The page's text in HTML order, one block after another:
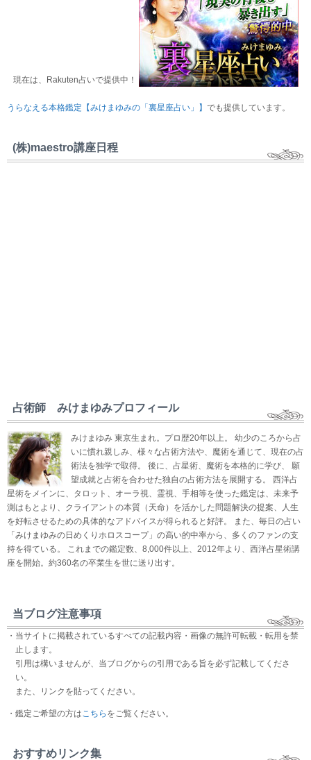
現在は、Rakuten占いで提供中！
うらなえる本格鑑定【みけまゆみの「裏星座占い」】 でも提供しています。
(株)maestro講座日程
占術師 みけまゆみプロフィール
みけまゆみ 東京生まれ。プロ歴20年以上。 幼少のころから占
いに慣れ親しみ、様々な占術方法や、魔術を通じて、現在の占
術法を独学で取得。 後に、占星術、魔術を本格的に学び、 願
望成就と占術を合わせた独自の占術方法を展開する。 西洋占
星術をメインに、タロット、オーラ視、霊視、手相等を使った鑑定は、未来予
測はもとより、クライアントの本質（天命）を活かした問題解決の提案、人生
を好転させるための具体的なアドバイスが得られると好評。 また、毎日の占い
「みけまゆみの日めくりホロスコープ」の高い的中率から、多くのファンの支
持を得ている。 これまでの鑑定数、8,000件以上、2012年より、西洋占星術講
座を開始。約360名の卒業生を世に送り出す。
当ブログ注意事項
・当サイトに掲載されているすべての記載内容・画像の無許可転載・転用を禁
止します。
引用は構いませんが、当ブログからの引用である旨を必ず記載してくださ
い。
また、リンクを貼ってください。
・鑑定ご希望の方はこちら をご覧ください。
おすすめリンク集